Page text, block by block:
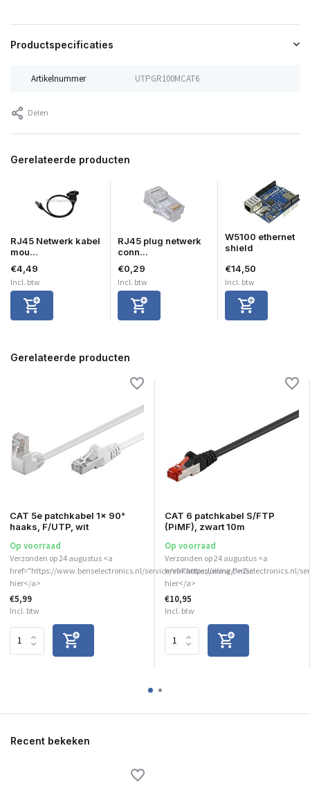
Productspecificaties
Artikelnummer UTPGR100MCAT6
Delen
Gerelateerde producten
RJ45 Netwerk kabel
mou...
€4,49
Incl. btw
RJ45 plug netwerk
conn...
€0,29
Incl. btw
W5100 ethernet
shield
€14,50
Incl. btw
Gerelateerde producten
CAT 5e patchkabel 1x 90°
haaks, F/UTP, wit
Op voorraad
Verzonden op 24 augustus <a
href="https://www.benselectronics.nl/service/vakantiesluiting/">Zie
hier</a>
€5,99
Incl. btw
CAT 6 patchkabel S/FTP
(PiMF), zwart 10m
Op voorraad
Verzonden op 24 augustus <a
href="https://www.benselectronics.nl/
hier</a>
€10,95
Incl. btw
Recent bekeken